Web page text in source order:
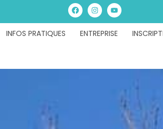
INFOS PRATIQUES ENTREPRISE